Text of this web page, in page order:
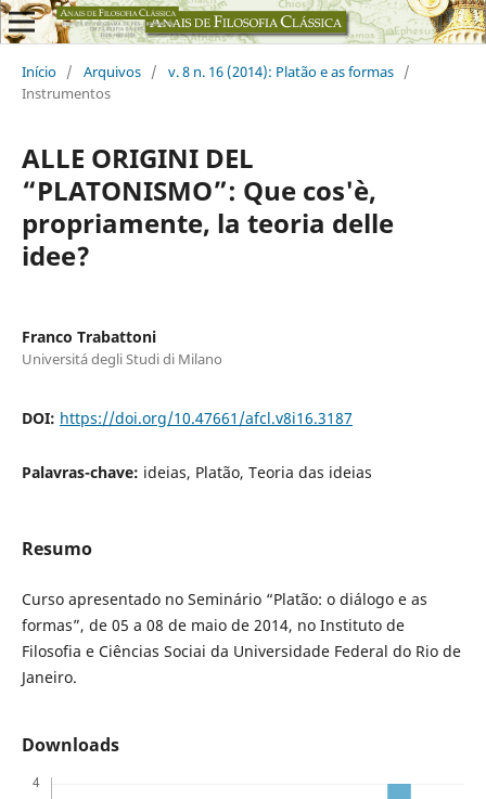
Início / Arquivos / v. 8 n. 16 (2014): Platão e as formas /
Instrumentos
ALLE ORIGINI DEL
“PLATONISMO”: Que cos'è,
propriamente, la teoria delle
idee?
Franco Trabattoni
Universitá degli Studi di Milano
DOI: https://doi.org/10.47661/afcl.v8i16.3187
Palavras-chave: ideias, Platão, Teoria das ideias
Resumo
Curso apresentado no Seminário “Platão: o diálogo e as
formas”, de 05 a 08 de maio de 2014, no Instituto de
Filosofia e Ciências Sociai da Universidade Federal do Rio de
Janeiro.
Downloads